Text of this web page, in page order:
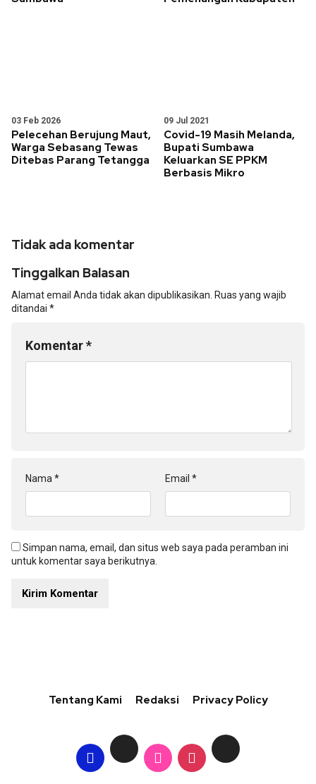
03 Feb 2026
Pelecehan Berujung Maut,
Warga Sebasang Tewas
Ditebas Parang Tetangga
09 Jul 2021
Covid-19 Masih Melanda,
Bupati Sumbawa
Keluarkan SE PPKM
Berbasis Mikro
Tidak ada komentar
Tinggalkan Balasan
Alamat email Anda tidak akan dipublikasikan. Ruas yang wajib
ditandai *
Komentar*
Nama * Email *
Simpan nama, email, dan situs web saya pada peramban ini
untuk komentar saya berikutnya.
Tentang Kami Redaksi Privacy Policy